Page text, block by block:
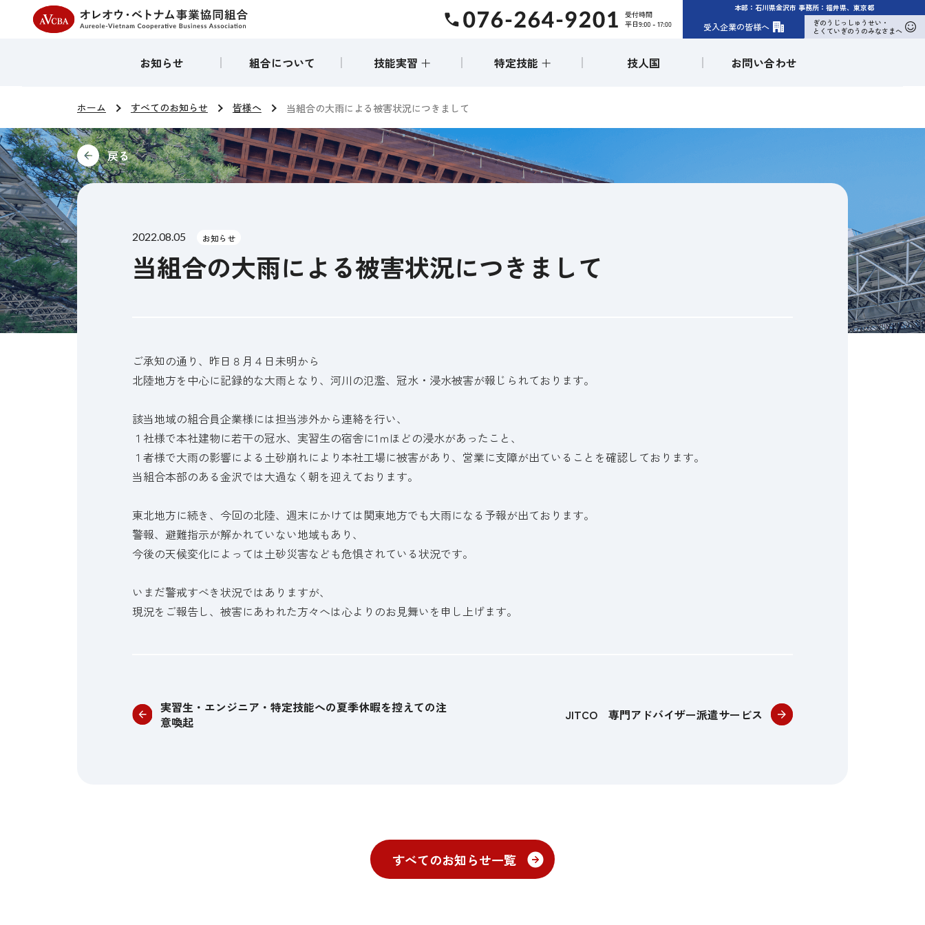
オレオウ・ベトナム事業協同組合(Aureole-Vietnam Cooperative Business Association) 本部：石川県金沢市 事務所：福井県、東京都
受入企業の皆様へ
ぎのうじっしゅうせい・
とくていぎのうのみなさまへ
お知らせ 組合について 技能実習 ＋
概要
受け入れの流れ
サポート内容
よくある質問
特定技能 ＋
サポート内容
よくある質問
技人国 お問い合わせ
ホーム すべてのお知らせ 皆様へ 当組合の大雨による被害状況につきまして
前に戻る
2022.08.05 お知らせ
当組合の大雨による被害状況につきまして
ご承知の通り、昨日８月４日未明から
北陸地方を中心に記録的な大雨となり、河川の氾濫、冠水・浸水被害が報じられております。
該当地域の組合員企業様には担当渉外から連絡を行い、
１社様で本社建物に若干の冠水、実習生の宿舎に1ｍほどの浸水があったこと、
１者様で大雨の影響による土砂崩れにより本社工場に被害があり、営業に支障が出ていることを確認しております。
当組合本部のある金沢では大過なく朝を迎えております。
東北地方に続き、今回の北陸、週末にかけては関東地方でも大雨になる予報が出ております。
警報、避難指示が解かれていない地域もあり、
今後の天候変化によっては土砂災害なども危惧されている状況です。
いまだ警戒すべき状況ではありますが、
現況をご報告し、被害にあわれた方々へは心よりのお見舞いを申し上げます。
実習生・エンジニア・特定技能への夏季休暇を控えての注
意喚起
JITCO 専門アドバイザー派遣サービス
すべてのお知らせ一覧